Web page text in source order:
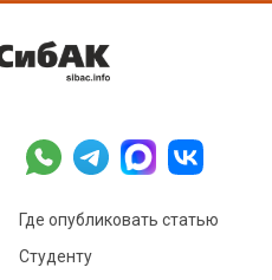
Где опубликовать статью
Студенту